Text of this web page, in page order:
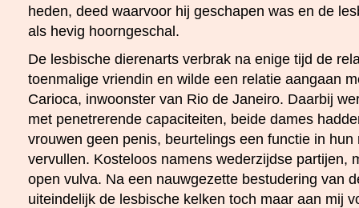
heden, deed waarvoor hij geschapen was en de
als hevig hoorngeschal.
De lesbische dierenarts verbrak na enige tijd de
toenmalige vriendin en wilde een relatie aangaan
Carioca, inwoonster van Rio de Janeiro. Daarbij
met penetrerende capaciteiten, beide dames
vrouwen geen penis, beurtelings een functie in hun
vervullen. Kosteloos namens wederzijdse partijen,
open vulva. Na een nauwgezette bestudering van
uiteindelijk de lesbische kelken toch maar aan mij